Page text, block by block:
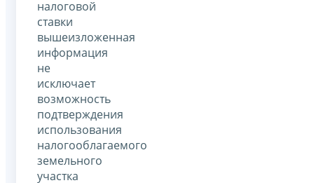
налоговой
ставки
вышеизложенная
информация
не
исключает
возможность
подтверждения
использования
налогооблагаемого
земельного
участка